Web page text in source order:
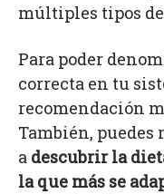
múltiples tipos
Para poder
correcta en tu
recomendación
También, puedes
a descubrir la
la que más se